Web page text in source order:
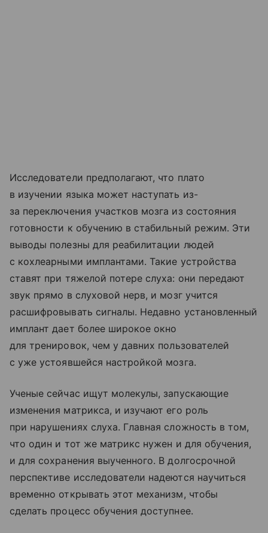
Исследователи предполагают, что плато
в изучении языка может наступать из-
за переключения участков мозга из состояния
готовности к обучению в стабильный режим. Эти
выводы полезны для реабилитации людей
с кохлеарными имплантами. Такие устройства
ставят при тяжелой потере слуха: они передают
звук прямо в слуховой нерв, и мозг учится
расшифровывать сигналы. Недавно установленный
имплант дает более широкое окно
для тренировок, чем у давних пользователей
с уже устоявшейся настройкой мозга.
Ученые сейчас ищут молекулы, запускающие
изменения матрикса, и изучают его роль
при нарушениях слуха. Главная сложность в том,
что один и тот же матрикс нужен и для обучения,
и для сохранения выученного. В долгосрочной
перспективе исследователи надеются научиться
временно открывать этот механизм, чтобы
сделать процесс обучения доступнее.